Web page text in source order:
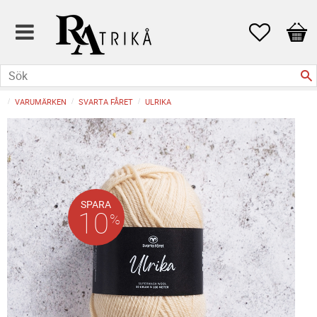
Favoriter
VARUMÄRKEN SVARTA FÅRET ULRIKA
SPARA
10%